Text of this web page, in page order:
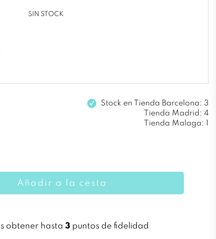
SIN STOCK
Stock en
Tienda Barcelona: 3
Tienda Madrid: 4
Tienda Malaga: 1
Añadir a la cesta
obtener hasta 3 puntos de fidelidad